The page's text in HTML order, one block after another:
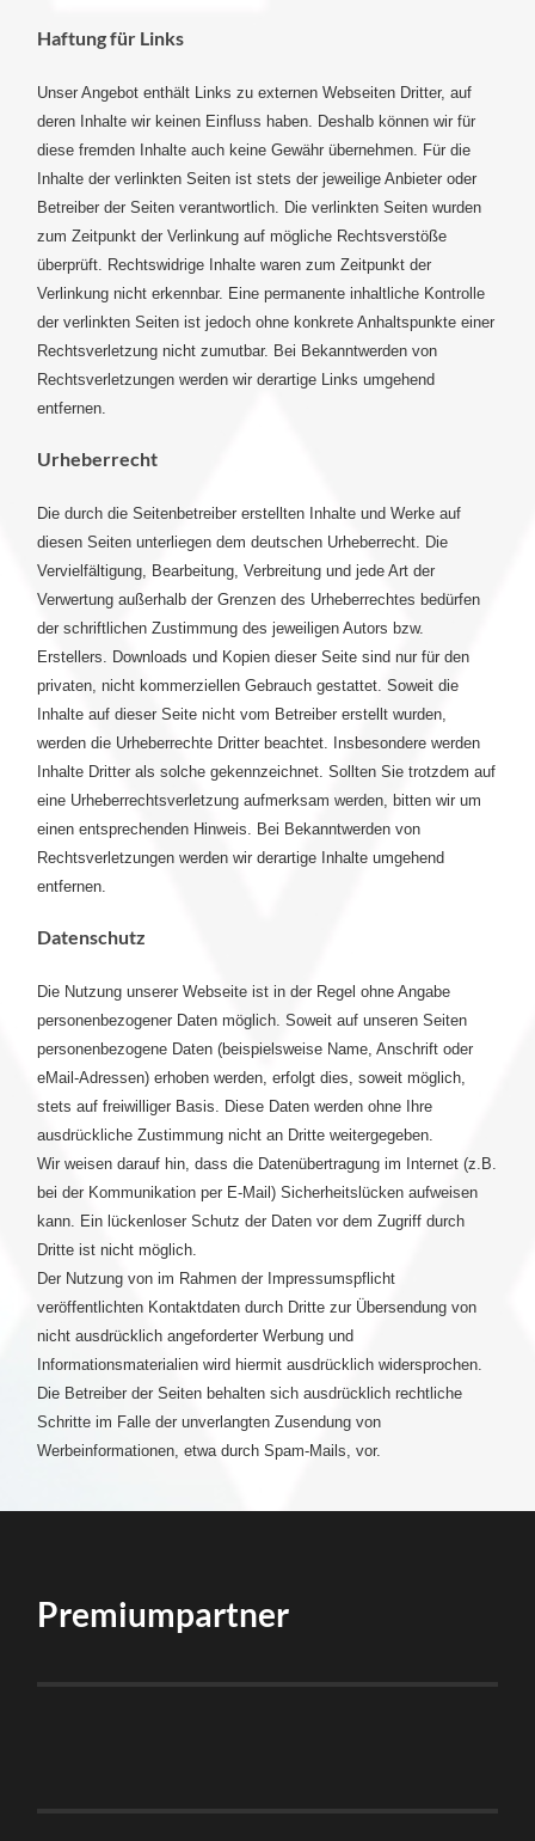
Haftung für Links
Unser Angebot enthält Links zu externen Webseiten Dritter, auf
deren Inhalte wir keinen Einfluss haben. Deshalb können wir für
diese fremden Inhalte auch keine Gewähr übernehmen. Für die
Inhalte der verlinkten Seiten ist stets der jeweilige Anbieter oder
Betreiber der Seiten verantwortlich. Die verlinkten Seiten wurden
zum Zeitpunkt der Verlinkung auf mögliche Rechtsverstöße
überprüft. Rechtswidrige Inhalte waren zum Zeitpunkt der
Verlinkung nicht erkennbar. Eine permanente inhaltliche Kontrolle
der verlinkten Seiten ist jedoch ohne konkrete Anhaltspunkte einer
Rechtsverletzung nicht zumutbar. Bei Bekanntwerden von
Rechtsverletzungen werden wir derartige Links umgehend
entfernen.
Urheberrecht
Die durch die Seitenbetreiber erstellten Inhalte und Werke auf
diesen Seiten unterliegen dem deutschen Urheberrecht. Die
Vervielfältigung, Bearbeitung, Verbreitung und jede Art der
Verwertung außerhalb der Grenzen des Urheberrechtes bedürfen
der schriftlichen Zustimmung des jeweiligen Autors bzw.
Erstellers. Downloads und Kopien dieser Seite sind nur für den
privaten, nicht kommerziellen Gebrauch gestattet. Soweit die
Inhalte auf dieser Seite nicht vom Betreiber erstellt wurden,
werden die Urheberrechte Dritter beachtet. Insbesondere werden
Inhalte Dritter als solche gekennzeichnet. Sollten Sie trotzdem auf
eine Urheberrechtsverletzung aufmerksam werden, bitten wir um
einen entsprechenden Hinweis. Bei Bekanntwerden von
Rechtsverletzungen werden wir derartige Inhalte umgehend
entfernen.
Datenschutz
Die Nutzung unserer Webseite ist in der Regel ohne Angabe
personenbezogener Daten möglich. Soweit auf unseren Seiten
personenbezogene Daten (beispielsweise Name, Anschrift oder
eMail-Adressen) erhoben werden, erfolgt dies, soweit möglich,
stets auf freiwilliger Basis. Diese Daten werden ohne Ihre
ausdrückliche Zustimmung nicht an Dritte weitergegeben.
Wir weisen darauf hin, dass die Datenübertragung im Internet (z.B.
bei der Kommunikation per E-Mail) Sicherheitslücken aufweisen
kann. Ein lückenloser Schutz der Daten vor dem Zugriff durch
Dritte ist nicht möglich.
Der Nutzung von im Rahmen der Impressumspflicht
veröffentlichten Kontaktdaten durch Dritte zur Übersendung von
nicht ausdrücklich angeforderter Werbung und
Informationsmaterialien wird hiermit ausdrücklich widersprochen.
Die Betreiber der Seiten behalten sich ausdrücklich rechtliche
Schritte im Falle der unverlangten Zusendung von
Werbeinformationen, etwa durch Spam-Mails, vor.
Premiumpartner